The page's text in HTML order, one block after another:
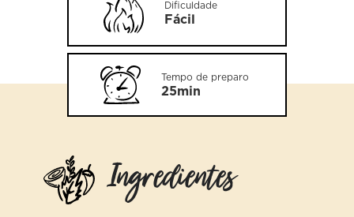
Dificuldade
Fácil
Tempo de preparo
25min
Ingredientes